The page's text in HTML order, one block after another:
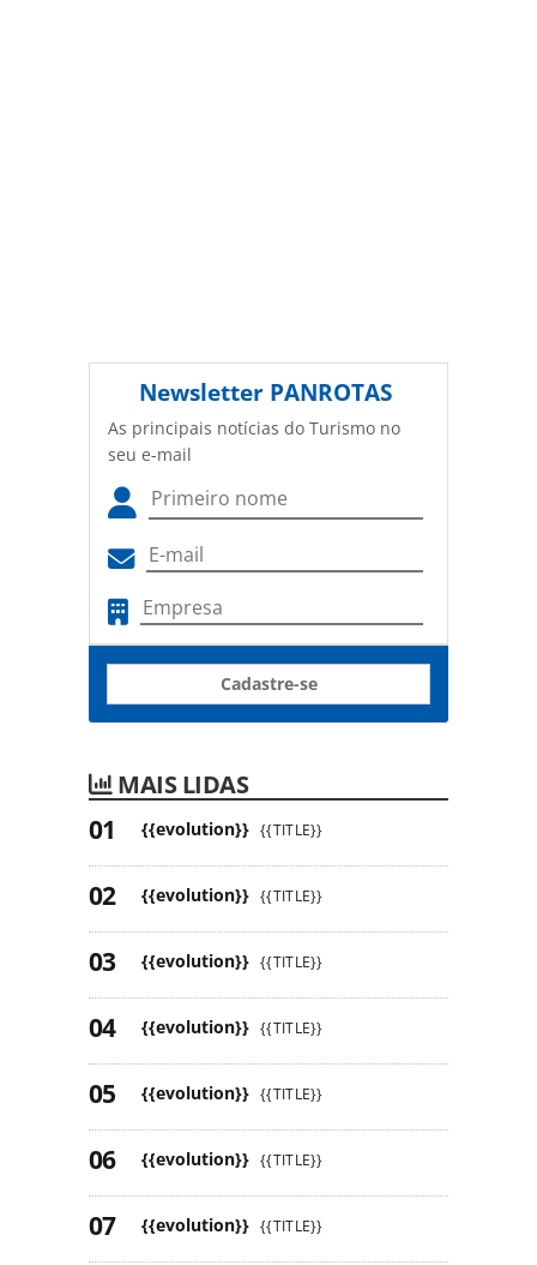
Newsletter PANROTAS
As principais notícias do Turismo no
seu e-mail
Cadastre-se
MAIS LIDAS
{{evolution}} {{TITLE}}
{{evolution}} {{TITLE}}
{{evolution}} {{TITLE}}
{{evolution}} {{TITLE}}
{{evolution}} {{TITLE}}
{{evolution}} {{TITLE}}
{{evolution}} {{TITLE}}